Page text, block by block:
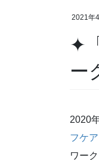
2021年
✦「対人援助職のための「もっと」セルフケアワ
ー
2020
フケ
ワー